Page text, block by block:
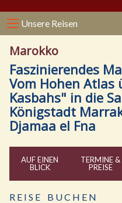
Unsere Reisen
Marokko
Faszinierendes
Vom Hohen Atlas
Kasbahs" in die
Königstadt
Djamaa el Fna
AUF EINEN
BLICK
TERMINE &
PREISE
R E I S E B U C H E N